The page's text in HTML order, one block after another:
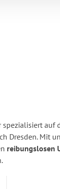
spezialisiert auf
Dresden. Mit
reibungslosen